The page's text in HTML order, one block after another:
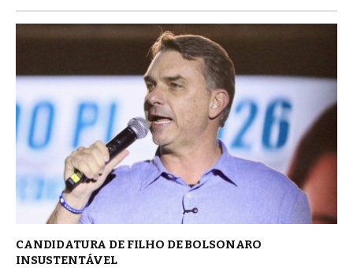
CANDIDATURA DE FILHO DE BOLSONARO
INSUSTENTÁVEL